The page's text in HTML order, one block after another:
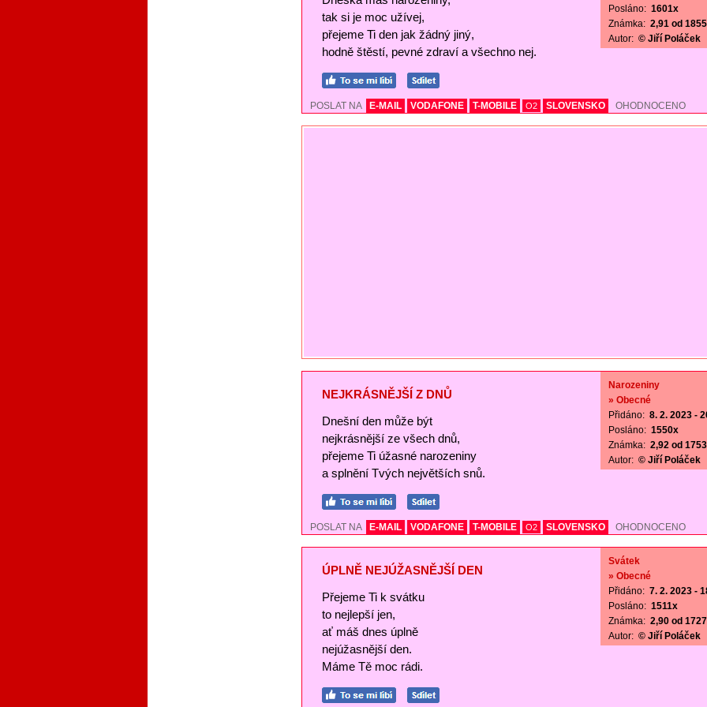
tak si je moc užívej,
přejeme Ti den jak žádný jiný,
hodně štěstí, pevné zdraví a všechno nej.
Posláno: 1601x
Známka: 2,91 od
Autor: © Jiří Poláček
POSLAT NA E-MAIL VODAFONE T-MOBILE O2 SLOVENSKO OHODNOCENO
NEJKRÁSNĚJŠÍ Z DNŮ
Dnešní den může být
nejkrásnější ze všech dnů,
přejeme Ti úžasné narozeniny
a splnění Tvých největších snů.
Narozeniny
» Obecné
Přidáno: 8. 2. 2023 -
Posláno: 1550x
Známka: 2,92 od
Autor: © Jiří Poláček
POSLAT NA E-MAIL VODAFONE T-MOBILE O2 SLOVENSKO OHODNOCENO
ÚPLNĚ NEJÚŽASNĚJŠÍ DEN
Přejeme Ti k svátku
to nejlepší jen,
ať máš dnes úplně
nejúžasnější den.
Máme Tě moc rádi.
Svátek
» Obecné
Přidáno: 7. 2. 2023 -
Posláno: 1511x
Známka: 2,90 od
Autor: © Jiří Poláček